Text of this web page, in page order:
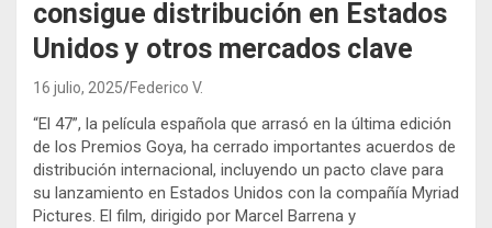
consigue distribución en Estados
Unidos y otros mercados clave
16 julio, 2025 Federico V.
“El 47”, la película española que arrasó en la última edición
de los Premios Goya, ha cerrado importantes acuerdos de
distribución internacional, incluyendo un pacto clave para
su lanzamiento en Estados Unidos con la compañía Myriad
Pictures. El film, dirigido por Marcel Barrena y